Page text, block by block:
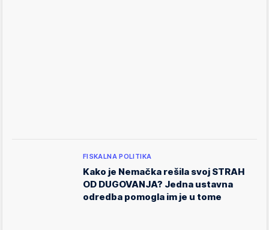
FISKALNA POLITIKA
Kako je Nemačka rešila svoj STRAH
OD DUGOVANJA? Jedna ustavna
odredba pomogla im je u tome